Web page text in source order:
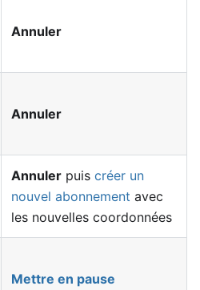
Annuler
Annuler
Annuler puis créer un
nouvel abonnement avec
les nouvelles coordonnées
Mettre en pause